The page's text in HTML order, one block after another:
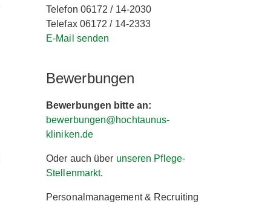
Telefon 06172 / 14-2030
Telefax 06172 / 14-2333
E-Mail senden
Bewerbungen
Bewerbungen bitte an:
bewerbungen@hochtaunus-
kliniken.de
Oder auch über unseren Pflege-
Stellenmarkt.
Personalmanagement & Recruiting